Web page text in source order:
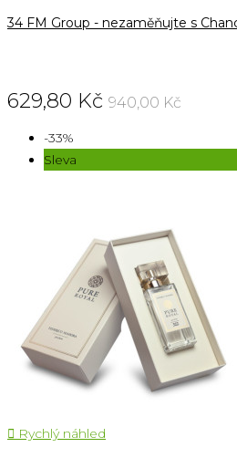
34 FM Group - nezaměňujte s
629,80 Kč 940,00 Kč
-33%
Sleva
 Rychlý náhled